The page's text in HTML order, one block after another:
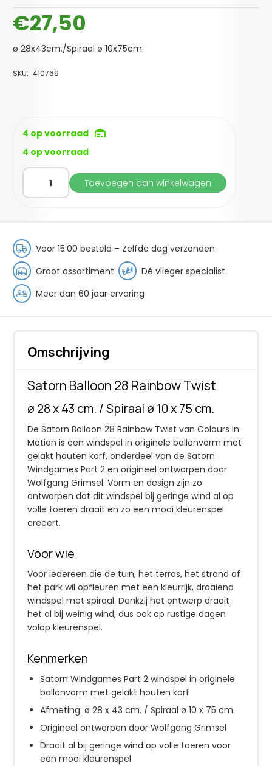
€27,50
ø 28x43cm./Spiraal ø 10x75cm.
SKU: 410769
4 op voorraad
4 op voorraad
Satorn
Balloon
28
aantal
Toevoegen aan winkelwagen
Voor 15:00 besteld – Zelfde dag verzonden
Groot assortiment
Dé vlieger specialist
Meer dan 60 jaar ervaring
Omschrijving
Satorn Balloon 28 Rainbow Twist
ø 28 x 43 cm. / Spiraal ø 10 x 75 cm.
De Satorn Balloon 28 Rainbow Twist van Colours in
Motion is een windspel in originele ballonvorm met
gelakt houten korf, onderdeel van de Satorn
Windgames Part 2 en origineel ontworpen door
Wolfgang Grimsel. Vorm en design zijn zo
ontworpen dat dit windspel bij geringe wind al op
volle toeren draait en zo een mooi kleurenspel
creeert.
Voor wie
Voor iedereen die de tuin, het terras, het strand of
het park wil opfleuren met een kleurrijk, draaiend
windspel met spiraal. Dankzij het ontwerp draait
het al bij weinig wind, dus ook op rustige dagen
volop kleurenspel.
Kenmerken
Satorn Windgames Part 2 windspel in originele
ballonvorm met gelakt houten korf
Afmeting: ø 28 x 43 cm. / Spiraal ø 10 x 75 cm.
Origineel ontworpen door Wolfgang Grimsel
Draait al bij geringe wind op volle toeren voor
een mooi kleurenspel